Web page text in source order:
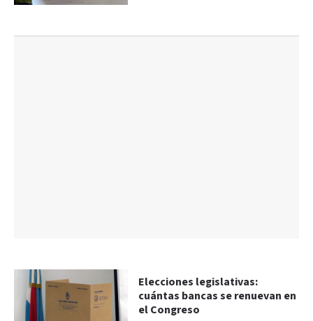
Elecciones legislativas:
cuántas bancas se renuevan en
el Congreso